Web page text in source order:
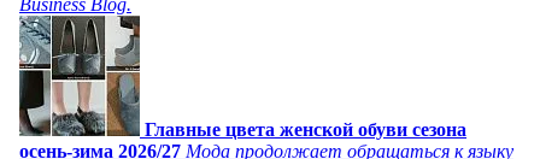
Business Blog.
Главные цвета женской обуви сезона
осень-зима 2026/27 Мода продолжает обращаться к языку